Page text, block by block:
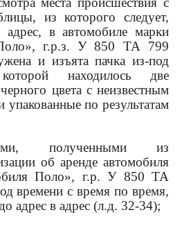
из которого следует,
адрес, в автомобиле марки
г.р.з. У 850 ТА 799
и изъята пачка из-под
находилось две
цвета с неизвестным
по результатам
полученными из
об аренде автомобиля
Поло», г.р. У 850 ТА
времени свремя повремя,
адрес в адрес (л.д. 32-34);